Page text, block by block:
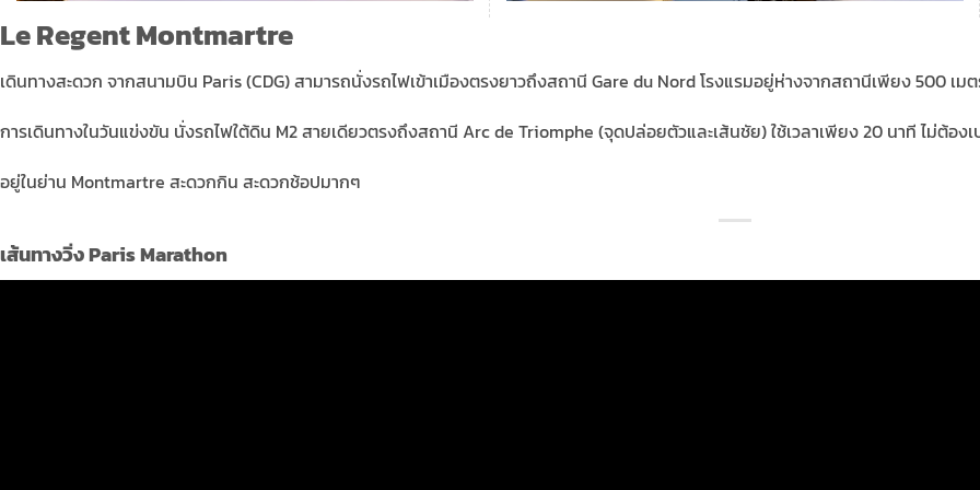
Le Regent Montmartre
เดินทางสะดวก จากสนามบิน Paris (CDG) สามารถนั่งรถไฟเข้าเมืองตรงยาวถึงสถานี Gare du Nord โรงแรมอยู่ห่างจากสถานีเพียง 500 เม
การเดินทางในวันแข่งขัน นั่งรถไฟใต้ดิน M2 สายเดียวตรงถึงสถานี Arc de Triomphe (จุดปล่อยตัวและเส้นชัย) ใช้เวลาเพียง 20 นาที ไม่ต้อง
อยู่ในย่าน Montmartre สะดวกกิน สะดวกช้อปมากๆ
เส้นทางวิ่ง Paris Marathon